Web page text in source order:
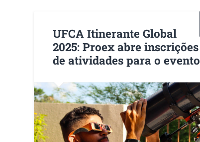
UFCA Itinerante Global
2025: Proex abre inscrições
de atividades para o evento